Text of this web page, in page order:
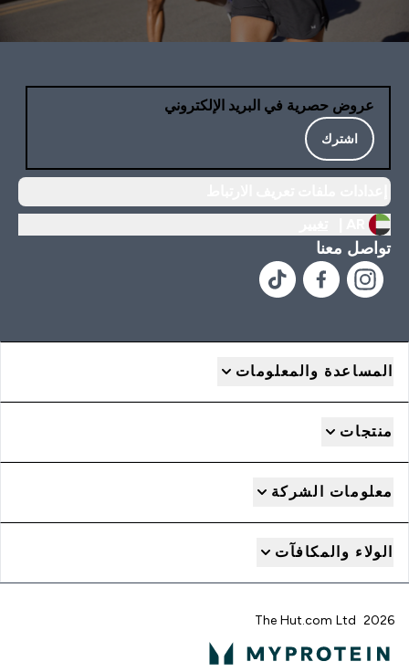
عروض حصرية في البريد الإلكتروني
اشترك
تواصل معنا
المساعدة والمعلومات
منتجات
معلومات الشركة
الولاء والمكافآت
2026 The Hut.com Ltd